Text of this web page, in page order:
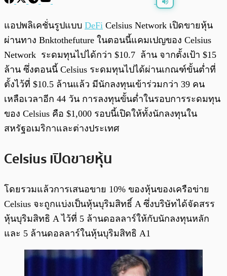
พร้อมเล่น 0:00 0:00
แอปพลิเคชั่นรูปแบบ DeFi Celsius Network เปิดขายหุ้น
ผ่านทาง Bnktothefuture ในตอนนี้แคมเปญของ Celsius
Network ระดมทุนไปได้กว่า $10.7 ล้าน จากตั้งเป้า $15
ล้าน ซึ่งตอนนี้ Celsius ระดมทุนไปได้ผ่านเกณฑ์ขั้นต่ำที่
ตั้งไว้ที่ $10.5 ล้านแล้ว มีนักลงทุนเข้าร่วมกว่า 39 คน
เหลือเวลาอีก 44 วัน การลงทุนขั้นต่ำในรอบการระดมทุน
ของ Celsius คือ $1,000 รอบนี้เปิดให้ทั้งนักลงทุนใน
สหรัฐอเมริกาและต่างประเทศ
Celsius เปิดขายหุ้น
โดยรวมแล้วการเสนอขาย 10% ของหุ้นของเครือข่าย
Celsius จะถูกแบ่งเป็นหุ้นบุริมสิทธิ์ A ซึ่งบริษัทได้จัดสรร
หุ้นบุริมสิทธิ A ไว้ที่ 5 ล้านดอลลาร์ให้กับนักลงทุนหลัก
และ 5 ล้านดอลลาร์ในหุ้นบุริมสิทธิ A1